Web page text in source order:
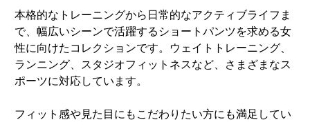
本格的なトレーニングから日常的なアクティブライフま
で、幅広いシーンで活躍するショートパンツを求める女
性に向けたコレクションです。ウェイトトレーニング、
ランニング、スタジオフィットネスなど、さまざまなス
ポーツに対応しています。
フィット感や見た目にもこだわりたい方にも満足してい